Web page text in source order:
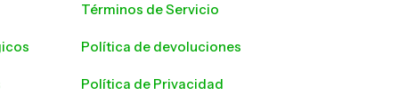
Términos de Servicio
Política de devoluciones
Política de Privacidad